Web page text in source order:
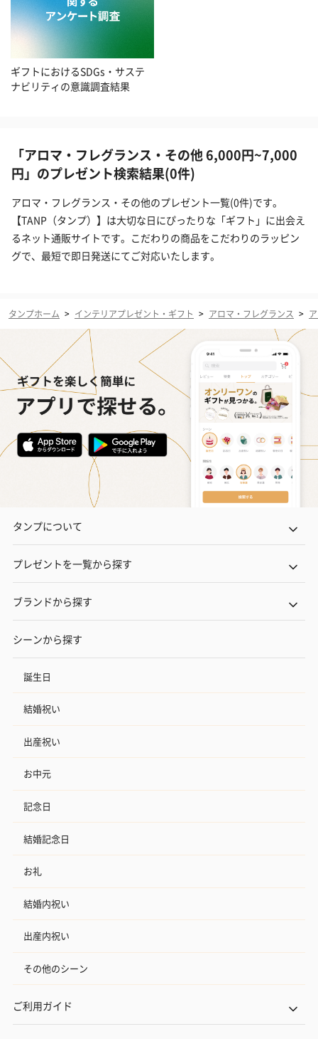
ギフトにおけるSDGs・サステ
ナビリティの意識調査結果
「アロマ・フレグランス・その他 6,000円~7,000
円」のプレゼント検索結果(0件)
アロマ・フレグランス・その他のプレゼント一覧(0件)です。
【TANP（タンプ）】は大切な日にぴったりな「ギフト」に出会え
るネット通販サイトです。こだわりの商品をこだわりのラッピン
グで、最短で即日発送にてご対応いたします。
タンプホーム > インテリアプレゼント・ギフト > アロマ・フレグランス >
タンプについて
プレゼントを一覧から探す
ブランドから探す
シーンから探す
誕生日
結婚祝い
出産祝い
お中元
記念日
結婚記念日
お礼
結婚内祝い
出産内祝い
その他のシーン
ご利用ガイド